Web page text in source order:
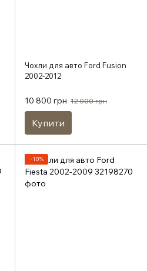
Чохли для авто Ford Fusion
2002-2012
10 800 грн 12 000 грн
Купити
−10%